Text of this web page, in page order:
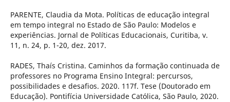
PARENTE, Claudia da Mota. Políticas de educação integral
em tempo integral no Estado de São Paulo: Modelos e
experiências. Jornal de Políticas Educacionais, Curitiba, v.
11, n. 24, p. 1-20, dez. 2017.
RADES, Thaís Cristina. Caminhos da formação continuada de
professores no Programa Ensino Integral: percursos,
possibilidades e desafios. 2020. 117f. Tese (Doutorado em
Educação). Pontifícia Universidade Católica, São Paulo, 2020.